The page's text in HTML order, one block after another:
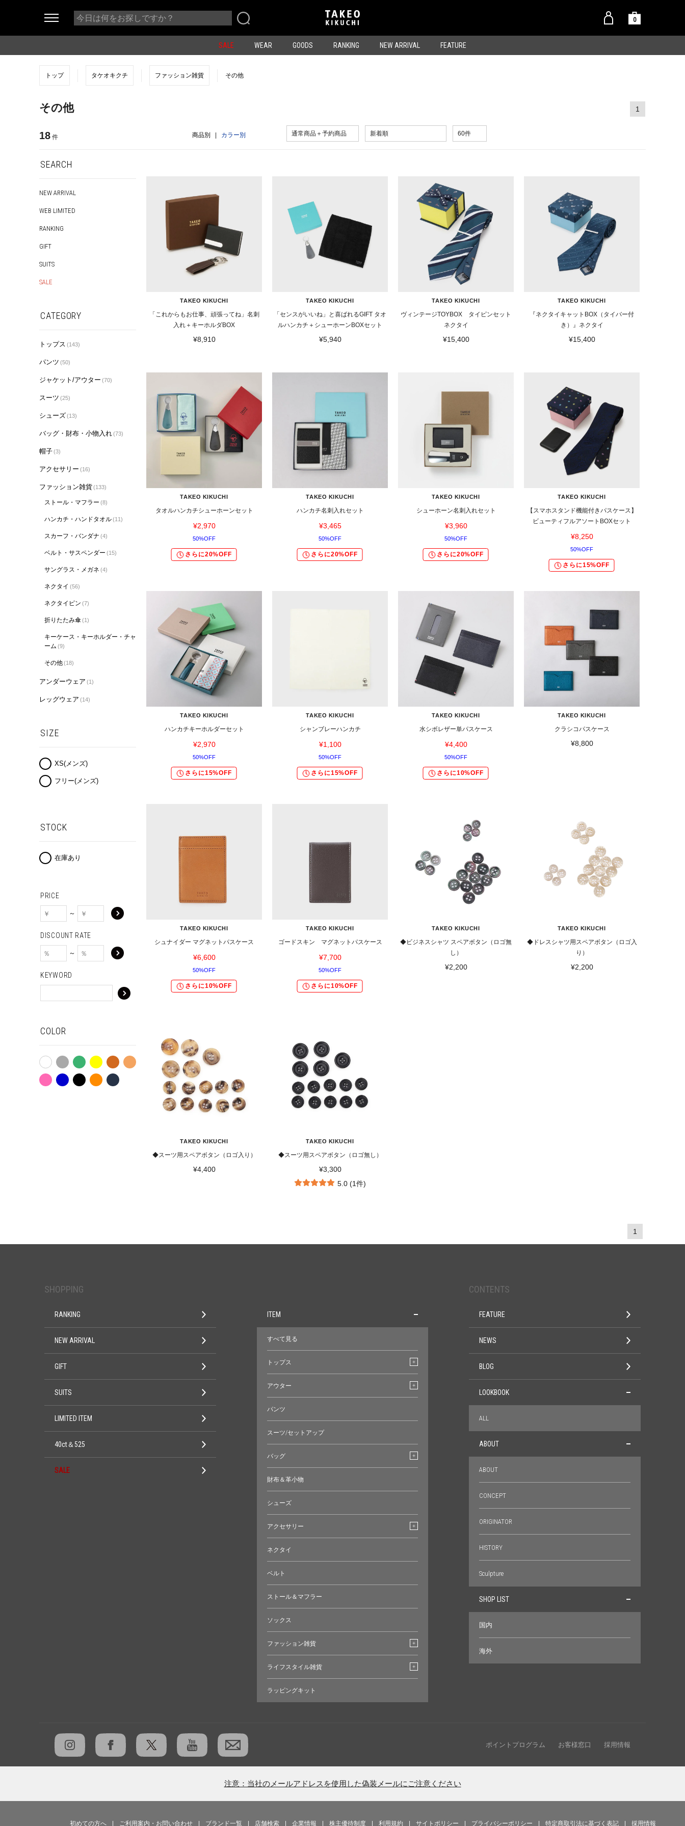
0
SALE WEAR GOODS RANKING NEW ARRIVAL FEATURE
トップ タケオキクチ ファッション雑貨 その他
その他
18 件 商品別 カラー別 通常商品＋予約商品 新着順 60件
1
SEARCH
NEW ARRIVAL
WEB LIMITED
RANKING
GIFT
SUITS
SALE
CATEGORY
トップス (143)
パンツ (50)
ジャケット/アウター (70)
スーツ (25)
シューズ(13)
バッグ・財布・小物入れ(73)
帽子(3)
アクセサリー (16)
ファッション雑貨(133)
ストール・マフラー (8)
ハンカチ・ハンドタオル(11)
スカーフ・バンダナ (4)
ベルト・サスペンダー (15)
サングラス・メガネ (4)
ネクタイ (56)
ネクタイピン (7)
折りたたみ傘(1)
キーケース・キーホルダー・チャ
ーム (9)
その他(18)
アンダーウェア (1)
レッグウェア (14)
SIZE
XS(メンズ)
フリー(メンズ)
STOCK
在庫あり
PRICE
～
DISCOUNT RATE
～
KEYWORD
COLOR
TAKEO KIKUCHI
「これからもお仕事、頑張ってね」名刺
入れ＋キーホルダBOX
¥8,910
TAKEO KIKUCHI
「センスがいいね」と喜ばれるGIFT タオ
ルハンカチ＋シューホーンBOXセット
¥5,940
TAKEO KIKUCHI
ヴィンテージTOYBOX タイピンセット
ネクタイ
¥15,400
TAKEO KIKUCHI
『ネクタイキャットBOX（タイバー付
き）』ネクタイ
¥15,400
TAKEO KIKUCHI
タオルハンカチシューホーンセット
¥2,970
50%OFF
さらに20%OFF
TAKEO KIKUCHI
ハンカチ名刺入れセット
¥3,465
50%OFF
さらに20%OFF
TAKEO KIKUCHI
シューホーン名刺入れセット
¥3,960
50%OFF
さらに20%OFF
TAKEO KIKUCHI
【スマホスタンド機能付きパスケース】
ビューティフルアソートBOXセット
¥8,250
50%OFF
さらに15%OFF
TAKEO KIKUCHI
ハンカチキーホルダーセット
¥2,970
50%OFF
さらに15%OFF
TAKEO KIKUCHI
シャンブレーハンカチ
¥1,100
50%OFF
さらに15%OFF
TAKEO KIKUCHI
水シボレザー単パスケース
¥4,400
50%OFF
さらに10%OFF
TAKEO KIKUCHI
クラシコパスケース
¥8,800
TAKEO KIKUCHI
シュナイダー マグネットパスケース
¥6,600
50%OFF
さらに10%OFF
TAKEO KIKUCHI
ゴードスキン マグネットパスケース
¥7,700
50%OFF
さらに10%OFF
TAKEO KIKUCHI
◆ビジネスシャツ スペアボタン（ロゴ無
し）
¥2,200
TAKEO KIKUCHI
◆ドレスシャツ用スペアボタン（ロゴ入
り）
¥2,200
TAKEO KIKUCHI
◆スーツ用スペアボタン（ロゴ入り）
¥4,400
TAKEO KIKUCHI
◆スーツ用スペアボタン（ロゴ無し）
¥3,300
5.0 (1件)
1
SHOPPING
RANKING
NEW ARRIVAL
GIFT
SUITS
LIMITED ITEM
40ct＆525
SALE
ITEM
すべて見る
トップス
アウター
パンツ
スーツ/セットアップ
バッグ
財布＆革小物
シューズ
アクセサリー
ネクタイ
ベルト
ストール＆マフラー
ソックス
ファッション雑貨
ライフスタイル雑貨
ラッピングキット
CONTENTS
FEATURE
NEWS
BLOG
LOOKBOOK
ALL
ABOUT
ABOUT
CONCEPT
ORIGINATOR
HISTORY
Sculpture
SHOP LIST
国内
海外
ポイントプログラム お客様窓口 採用情報
注意：当社のメールアドレスを使用した偽装メールにご注意ください
初めての方へ ご利用案内・お問い合わせ ブランド一覧 店舗検索 企業情報 株主優待制度 利用規約 サイトポリシー プライバシーポリシー 特定商取引法に基づく表記 採用情報